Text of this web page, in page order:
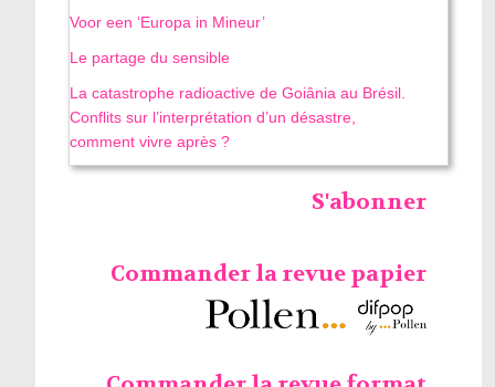
Voor een ‘Europa in Mineur’
Le partage du sensible
La catastrophe radioactive de Goiânia au Brésil.
Conflits sur l’interprétation d’un désastre,
comment vivre après ?
S'abonner
Commander la revue papier